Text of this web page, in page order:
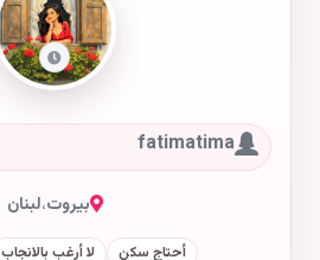
fatimatima
بيروت،لبنان
أحتاج سكن لا أرغب بالانجاب